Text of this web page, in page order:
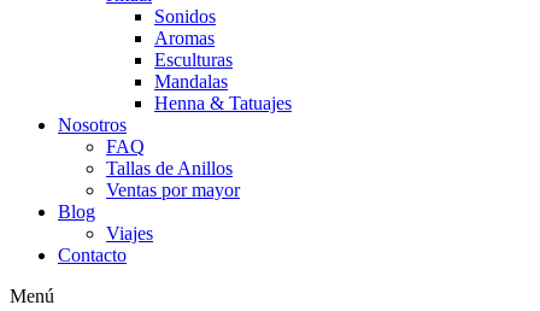
Sonidos
Aromas
Esculturas
Mandalas
Henna & Tatuajes
Nosotros
FAQ
Tallas de Anillos
Ventas por mayor
Blog
Viajes
Contacto
Menú